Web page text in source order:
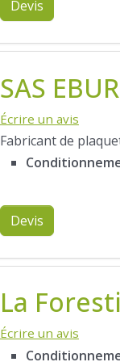
Devis
SAS
Écrire un avis
Fabricant de
Devis
La
Écrire un avis